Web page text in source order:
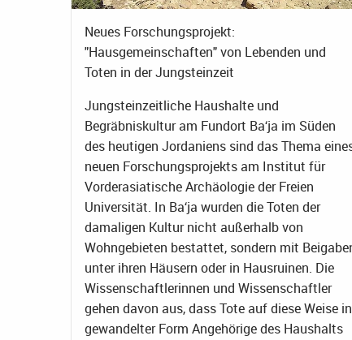
Neues Forschungsprojekt:
"Hausgemeinschaften" von Lebenden und
Toten in der Jungsteinzeit
Jungsteinzeitliche Haushalte und
Begräbniskultur am Fundort Ba‘ja im Süden
des heutigen Jordaniens sind das Thema
neuen Forschungsprojekts am Institut für
Vorderasiatische Archäologie der Freien
Universität. In Ba‘ja wurden die Toten der
damaligen Kultur nicht außerhalb von
Wohngebieten bestattet, sondern mit
unter ihren Häusern oder in Hausruinen. Die
Wissenschaftlerinnen und Wissenschaftler
gehen davon aus, dass Tote auf diese Weise in
gewandelter Form Angehörige des Haushalts